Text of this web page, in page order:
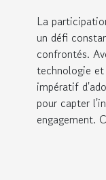
La
un défi
confrontés.
technologie
impératif
pour capter
engagement.